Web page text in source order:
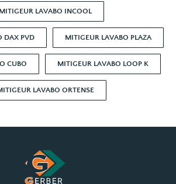
MITIGEUR LAVABO INCOOL
DAX PVD MITIGEUR LAVABO PLAZA
CUBO MITIGEUR LAVABO LOOP K
LAVABO ORTENSE